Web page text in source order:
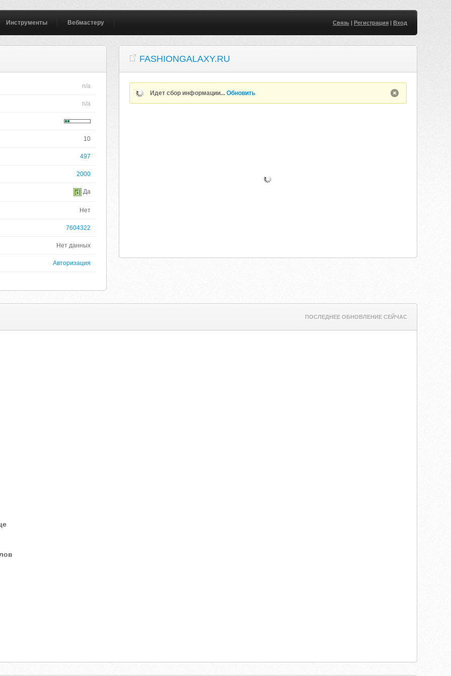
Инструменты Вебмастеру Связь| Регистрация| Вход
n/a
n/a
10
497
2000
Да
Нет
7604322
Нет данных
Авторизация
FASHIONGALAXY.RU
Идет сбор информации...Обновить
ПОСЛЕДНЕЕ ОБНОВЛЕНИЕ СЕЙЧАС